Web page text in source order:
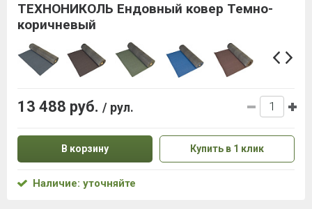
ТЕХНОНИКОЛЬ Ендовный ковер Темно-
коричневый
13 488 руб. / рул.
В корзину Купить в 1 клик
Наличие: уточняйте